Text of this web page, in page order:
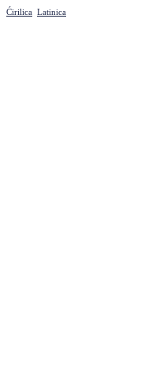
Ćirilica Latinica